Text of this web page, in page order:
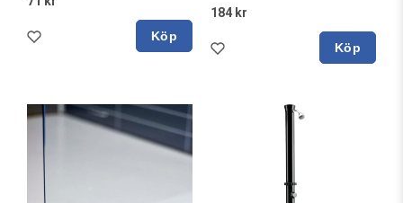
Köp
184 kr
Köp